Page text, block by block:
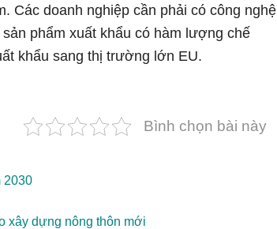
Các doanh nghiệp cần phải có công nghệ
phẩm xuất khẩu có hàm lượng chế
khẩu sang thị trường lớn EU.
Bình chọn bài này
2030
xây dựng nông thôn mới